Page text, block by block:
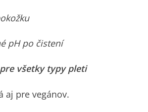
pH po čistení
všetky typy pleti
aj pre vegánov.